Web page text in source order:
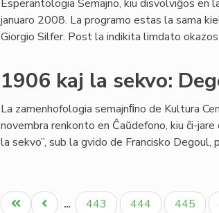
Esperantologia Semajno, kiu disvolviĝos
januaro 2008. La programo estas la sama
Giorgio Silfer. Post la indikita limdato
1906 kaj la sekvo:
La zamenhofologia semajnﬁno de Kultura
novembra renkonto en Ĉaŭdefono, kiu ĉi-
la sekvo”, sub la gvido de Francisko
Pagination
Unua
Antaŭa
… Paĝo
443 Paĝo
444 Paĝo
445